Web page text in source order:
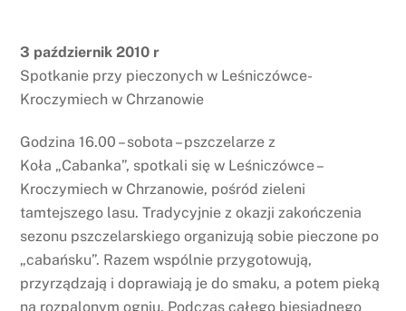
3 październik 2010 r
Spotkanie przy pieczonych w Leśniczówce-
Kroczymiech w Chrzanowie
Godzina 16.00 – sobota – pszczelarze z
Koła „Cabanka”, spotkali się w Leśniczówce –
Kroczymiech w Chrzanowie, pośród zieleni
tamtejszego lasu. Tradycyjnie z okazji zakończenia
sezonu pszczelarskiego organizują sobie pieczone po
„cabańsku”. Razem wspólnie przygotowują,
przyrządzają i doprawiają je do smaku, a potem pieką
na rozpalonym ogniu. Podczas całego biesiadnego